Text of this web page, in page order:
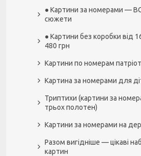
● Картини за номерами —
сюжети
● Картини без коробки від
480 грн
Картини по номерам
Картина за номерами для
Триптихи (картини за
трьох полотен)
Картини за номерами на
Разом вигідніше — цікаві
картин